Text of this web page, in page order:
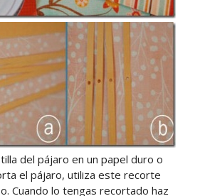
del pájaro en un papel duro o
el pájaro, utiliza este recorte
Cuando lo tengas recortado haz